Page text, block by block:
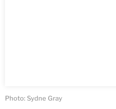
Photo: Sydne Gray